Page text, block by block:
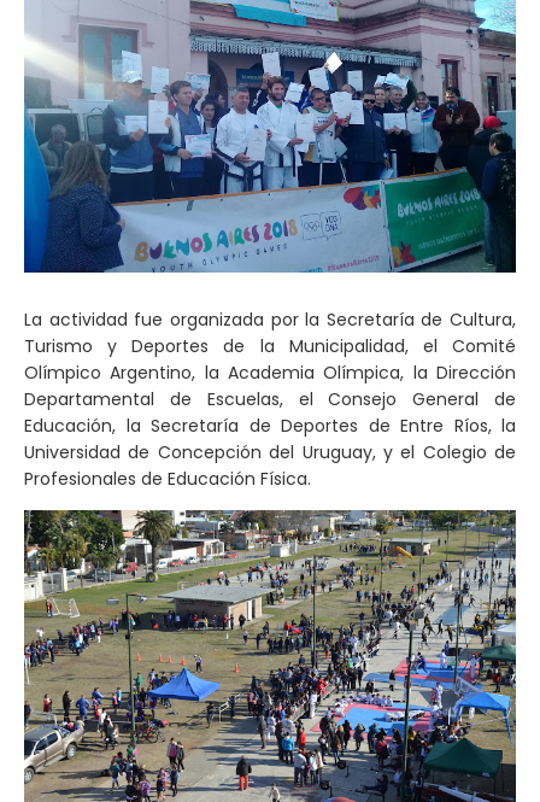
La actividad fue organizada por la Secretaría de Cultura,
Turismo y Deportes de la Municipalidad, el Comité
Olímpico Argentino, la Academia Olímpica, la Dirección
Departamental de Escuelas, el Consejo General de
Educación, la Secretaría de Deportes de Entre Ríos, la
Universidad de Concepción del Uruguay, y el Colegio de
Profesionales de Educación Física.